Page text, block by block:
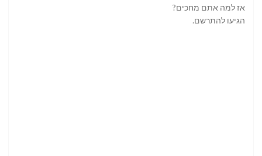
אז למה אתם מחכים?
הגיעו להתרשם.